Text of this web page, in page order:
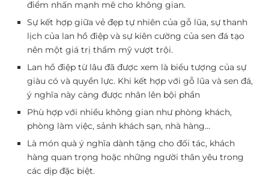
điểm nhấn mạnh mẽ cho không gian.
Sự kết hợp giữa vẻ đẹp tự nhiên của gỗ lũa, sự thanh
lịch của lan hồ điệp và sự kiên cường của sen đá tạo
nên một giá trị thẩm mỹ vượt trội.
Lan hồ điệp từ lâu đã được xem là biểu tượng của sự
giàu có và quyền lực. Khi kết hợp với gỗ lũa và sen đá,
ý nghĩa này càng được nhân lên bội phần
Phù hợp với nhiều không gian như phòng khách,
phòng làm việc, sảnh khách sạn, nhà hàng…
Là món quà ý nghĩa dành tặng cho đối tác, khách
hàng quan trọng hoặc những người thân yêu trong
các dịp đặc biệt.